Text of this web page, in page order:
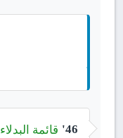
46' قائمة البدلاء